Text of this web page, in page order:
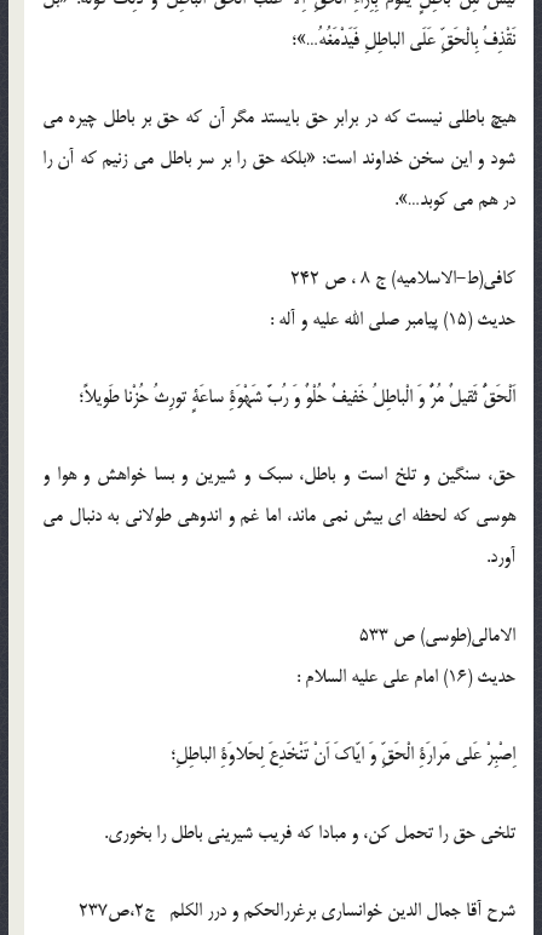
نَقْذِفُ بِالْحَقِّ عَلَى الباطِلِ فَيَدْمَغُهُ…»؛
هيچ باطلى نيست كه در برابر حق بايستد مگر آن كه حق بر باطل چيره مى
شود و اين سخن خداوند است: «بلكه حق را بر سر باطل مى زنيم كه آن را
در هم مى كوبد…».
كافى(ط-الاسلامیه) ج 8 ، ص 242
حدیث (15) پيامبر صلى الله عليه و آله :
اَلْحَقُّ ثَقيلٌ مُرٌّ وَ الْباطِلُ خَفيفٌ حُلْوٌ وَ رُبَّ شَهْوَةِ ساعَةٍ تورِثُ حُزْنا طَويلاً؛
حق، سنگين و تلخ است و باطل، سبك و شيرين و بسا خواهش و هوا و
هوسى كه لحظه اى بيش نمى ماند، اما غم و اندوهى طولانى به دنبال مى
آورد.
الامالی(طوسی) ص 533
حدیث (16) امام على عليه السلام :
اِصْبِرْ عَلى مَرارَةِ الْحَقِّ وَ ايّاكَ اَنْ تَنْخَدِعَ لِحَلاوَةِ الباطِلِ؛
تلخى حق را تحمل كن، و مبادا كه فريب شيرينى باطل را بخورى.
شرح آقا جمال الدین خوانساری برغررالحکم و درر الکلم ج2،ص237